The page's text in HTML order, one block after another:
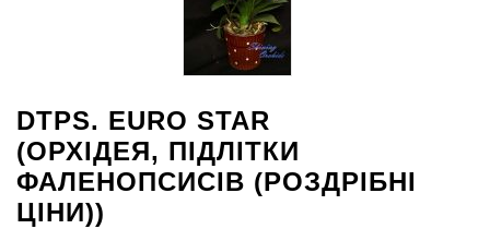
DTPS. EURO STAR
(ОРХІДЕЯ, ПІДЛІТКИ
ФАЛЕНОПСИСІВ (РОЗДРІБНІ
ЦІНИ))